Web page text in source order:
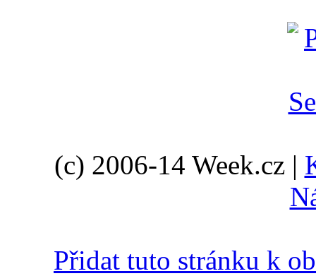
(c) 2006-14 Week.cz |
Přidat tuto stránku k